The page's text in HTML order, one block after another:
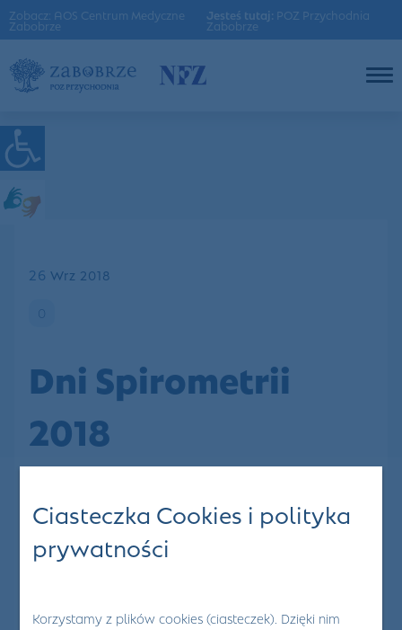
Zobacz: AOS Centrum Medyczne
Zabobrze
Jesteś tutaj: POZ Przychodnia
Zabobrze
26 Wrz 2018
0
Dni Spirometrii
2018
oferowane pacjentom w zarejestrowanych
placówkach medycznych, w terminie 01 - 06
października 2018. Dni Spirometrii organizowane
LUNGS FOR LIFE. Jest to inicjatywa European
Ciasteczka Cookies i polityka
prywatności
Korzystamy z plików cookies (ciasteczek). Dzięki nim